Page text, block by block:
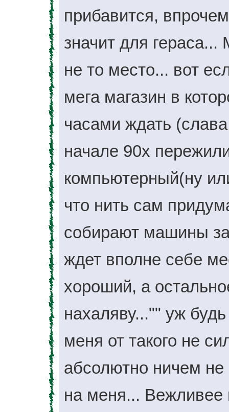
прибавится,
значит для гераса...
не то место... вот
мега магазин в
часами ждать
начале 90х
компьютерный(ну
что нить сам
собирают машины
ждет вполне себе
хороший, а
нахаляву..."" уж
меня от такого не
абсолютно ничем не
на меня... Вежливее